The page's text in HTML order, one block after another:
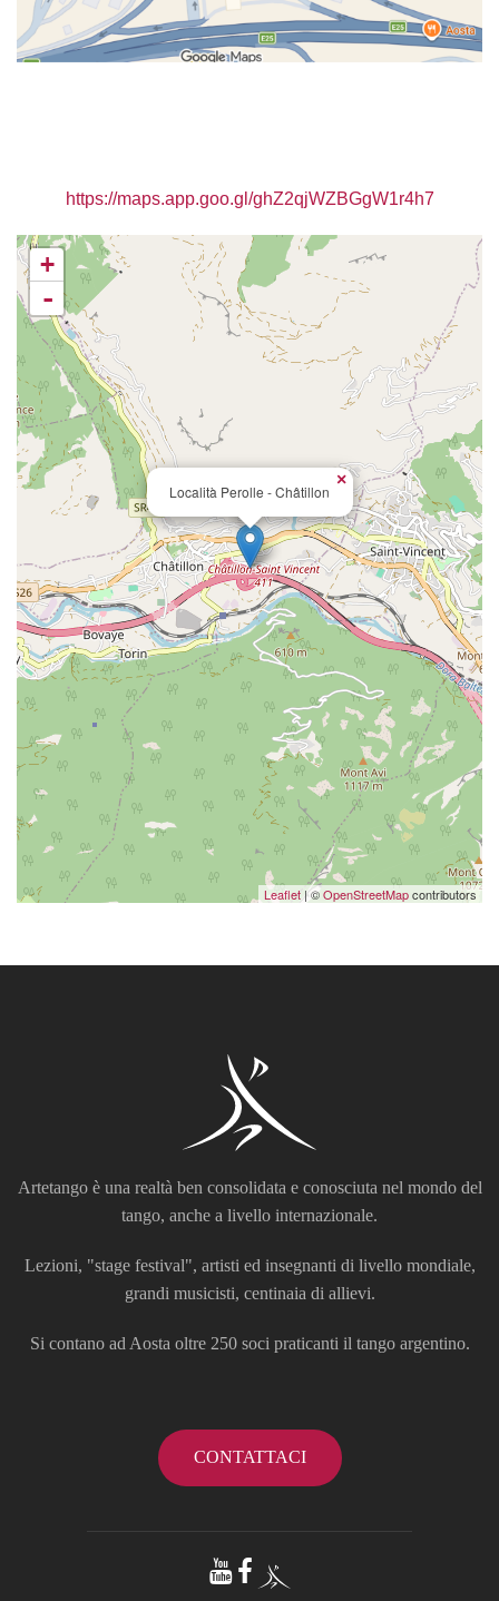
https://maps.app.goo.gl/ghZ2qjWZBGgW1r4h7
×
Località Perolle - Châtillon
+
-
Leaflet | ©OpenStreetMapcontributors
Artetango è una realtà ben consolidata e conosciuta nel mondo del
tango, anche a livello internazionale.
Lezioni, "stage festival", artisti ed insegnanti di livello mondiale,
grandi musicisti, centinaia di allievi.
Si contano ad Aosta oltre 250 soci praticanti il tango argentino.
CONTATTACI